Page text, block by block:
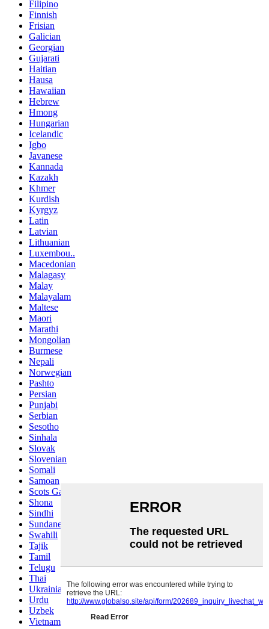
Filipino
Finnish
Frisian
Galician
Georgian
Gujarati
Haitian
Hausa
Hawaiian
Hebrew
Hmong
Hungarian
Icelandic
Igbo
Javanese
Kannada
Kazakh
Khmer
Kurdish
Kyrgyz
Latin
Latvian
Lithuanian
Luxembou..
Macedonian
Malagasy
Malay
Malayalam
Maltese
Maori
Marathi
Mongolian
Burmese
Nepali
Norwegian
Pashto
Persian
Punjabi
Serbian
Sesotho
Sinhala
Slovak
Slovenian
Somali
Samoan
Scots Gaelic
Shona
Sindhi
Sundanese
Swahili
Tajik
Tamil
Telugu
Thai
Ukrainian
Urdu
Uzbek
Vietnamese